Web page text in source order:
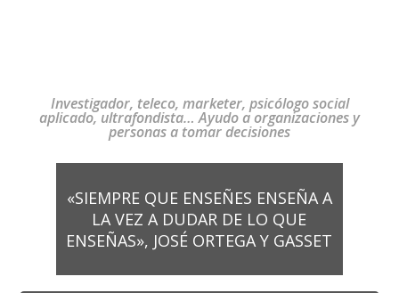
Investigador, teleco, marketer, psicólogo social
aplicado, ultrafondista… Ayudo a organizaciones y
personas a tomar decisiones
«SIEMPRE QUE ENSEÑES ENSEÑA A
LA VEZ A DUDAR DE LO QUE
ENSEÑAS», JOSÉ ORTEGA Y GASSET